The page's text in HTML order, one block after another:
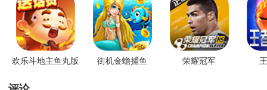
欢乐斗地主鱼丸版 街机金蟾捕鱼 荣耀冠军